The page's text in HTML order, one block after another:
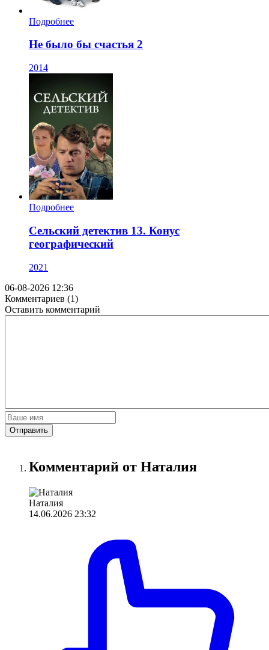
Подробнее
Не было бы счастья 2
2014
Подробнее
Сельский детектив 13. Конус
географический
2021
06-08-2026 12:36
Комментариев (1)
Оставить комментарий
Отправить
Комментарий от Наталия
Наталия
14.06.2026 23:32